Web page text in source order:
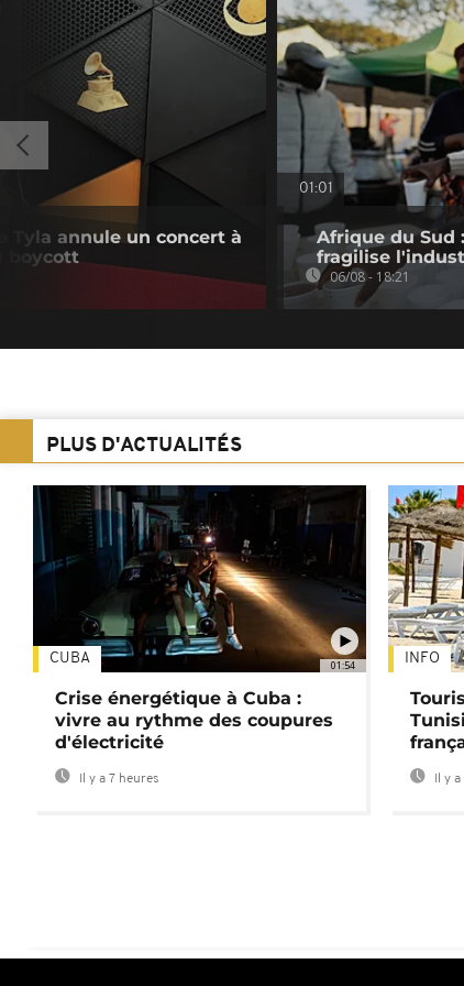
Tyla annule un concert à
boycott
01:01
Afrique du Sud
fragilise
06/08 - 18:21
PLUS D'ACTUALITÉS
01:54
CUBA
Crise énergétique à Cuba :
vivre au rythme des coupures
d'électricité
Il y a 7 heures
INFO
Il y